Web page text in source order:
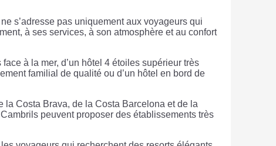
s’adresse pas uniquement aux voyageurs qui
à ses services, à son atmosphère et au confort
à la mer, d’un hôtel 4 étoiles supérieur très
familial de qualité ou d’un hôtel en bord de
Costa Brava, de la Costa Barcelona et de la
peuvent proposer des établissements très